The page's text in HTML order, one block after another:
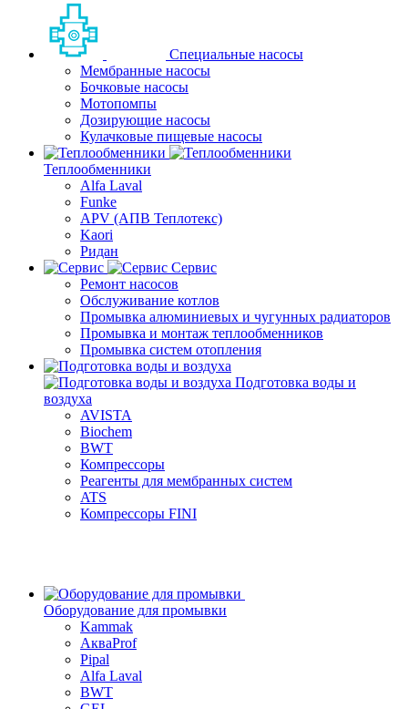
Специальные насосы
Мембранные насосы
Бочковые насосы
Мотопомпы
Дозирующие насосы
Кулачковые пищевые насосы
Теплообменники
Alfa Laval
Funke
APV (АПВ Теплотекс)
Kaori
Ридан
Сервис
Ремонт насосов
Обслуживание котлов
Промывка алюминиевых и чугунных радиаторов
Промывка и монтаж теплообменников
Промывка систем отопления
Подготовка воды и
воздуха
AVISTA
Biochem
BWT
Компрессоры
Реагенты для мембранных систем
ATS
Компрессоры FINI
Оборудование для промывки
Kammak
АкваProf
Pipal
Alfa Laval
BWT